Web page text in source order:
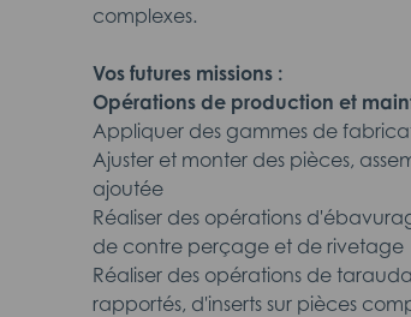
complexes.
Vos futures missions :
Opérations de production et
Appliquer des gammes de
Ajuster et monter des pièces,
ajoutée
Réaliser des opérations
de contre perçage et de rivetage
Réaliser des opérations de
rapportés, d'inserts sur pièces